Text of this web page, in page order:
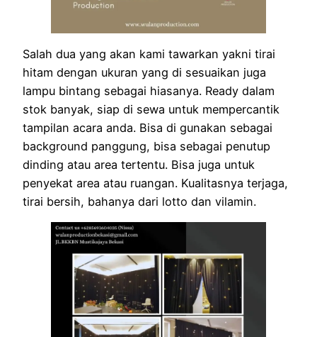
Salah dua yang akan kami tawarkan yakni tirai
hitam dengan ukuran yang di sesuaikan juga
lampu bintang sebagai hiasanya. Ready dalam
stok banyak, siap di sewa untuk mempercantik
tampilan acara anda. Bisa di gunakan sebagai
background panggung, bisa sebagai penutup
dinding atau area tertentu. Bisa juga untuk
penyekat area atau ruangan. Kualitasnya terjaga,
tirai bersih, bahanya dari lotto dan vilamin.